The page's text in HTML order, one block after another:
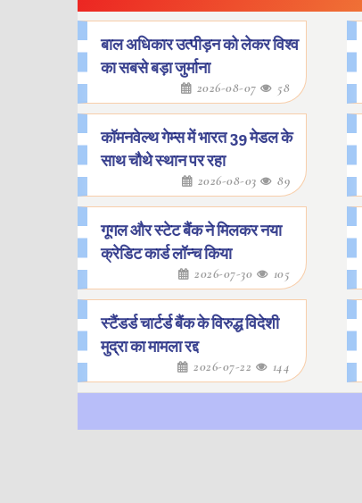
बाल अधिकार उत्पीड़न को लेकर विश्व
का सबसे बड़ा जुर्माना
2026-08-07 58
कॉमनवेल्थ गेम्स में भारत 39 मेडल के
साथ चौथे स्थान पर रहा
2026-08-03 89
गूगल और स्टेट बैंक ने मिलकर नया
क्रेडिट कार्ड लॉन्च किया
2026-07-30 105
स्टैंडर्ड चार्टर्ड बैंक के विरुद्ध विदेशी
मुद्रा का मामला रद्द
2026-07-22 144